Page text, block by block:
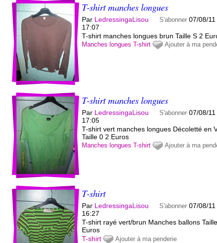
T-shirt manches longues
Par LedressingaLisou S'abonner 07/08/11
17:07
T-shirt manches longues brun Taille S 2
Manches longues T-shirt Ajouter à ma
T-shirt manches longues
Par LedressingaLisou S'abonner 07/08/11
17:05
T-shirt vert manches longues Décoletté en
Taille 0 2 Euros
Manches longues T-shirt Ajouter à ma
T-shirt
Par LedressingaLisou S'abonner 07/08/11
16:27
T-shirt rayé vert/brun Manches ballons
Euros
T-shirt
Ajouter à ma penderie